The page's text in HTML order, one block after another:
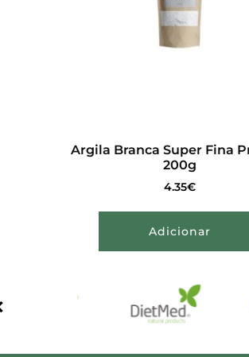
Argila Branca Super Fina
200g
4.35€
Adicionar